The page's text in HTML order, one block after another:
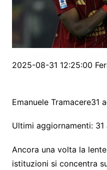
2025-08-31 12:25:00
Emanuele Tramacere31
Ultimi aggiornamenti:
Ancora una volta la
istituzioni si concentra